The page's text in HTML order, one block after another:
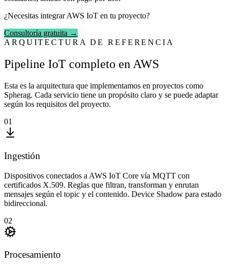
¿Necesitas integrar AWS IoT en tu proyecto?
Consultoría gratuita →
ARQUITECTURA DE REFERENCIA
Pipeline IoT completo en AWS
Esta es la arquitectura que implementamos en proyectos como
Spherag. Cada servicio tiene un propósito claro y se puede adaptar
según los requisitos del proyecto.
01
Ingestión
Dispositivos conectados a AWS IoT Core vía MQTT con
certificados X.509. Reglas que filtran, transforman y enrutan
mensajes según el topic y el contenido. Device Shadow para estado
bidireccional.
02
Procesamiento